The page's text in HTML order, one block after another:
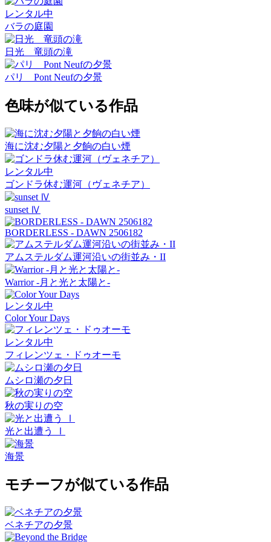
レンタル中
バラの庭園
日光 竜頭の滝
パリ Pont Neufの夕景
色味が似ている作品
海に沈む夕陽と夕餉の白い煙
レンタル中
ゴンドラ休む運河（ヴェネチア）
sunset Ⅳ
BORDERLESS - DAWN 2506182
アムステルダム運河沿いの街並み・II
Warrior -月と光と太陽と-
レンタル中
Color Your Days
レンタル中
フィレンツェ・ドゥオーモ
ムシロ瀬の夕日
秋の実りの空
光と出遭う Ⅰ
海景
モチーフが似ている作品
ベネチアの夕景